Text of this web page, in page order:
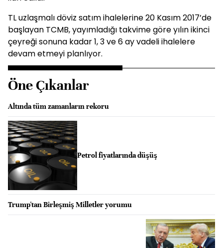
TL uzlaşmalı döviz satım ihalelerine 20 Kasım 2017’de
başlayan TCMB, yayımladığı takvime göre yılın ikinci
çeyreği sonuna kadar 1, 3 ve 6 ay vadeli ihalelere
devam etmeyi planlıyor.
Öne Çıkanlar
Altında tüm zamanların rekoru
Petrol fiyatlarında düşüş
Trump'tan Birleşmiş Milletler yorumu